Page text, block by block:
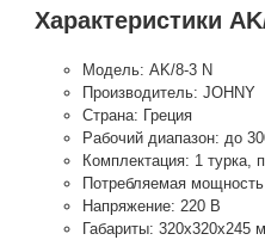
Характеристики
Модель: AK/8-3 N
Производитель: JOHNY
Страна: Греция
Рабочий диапазон: до
Комплектация: 1 турка,
Потребляемая
Напряжение: 220 В
Габариты: 320x320x245